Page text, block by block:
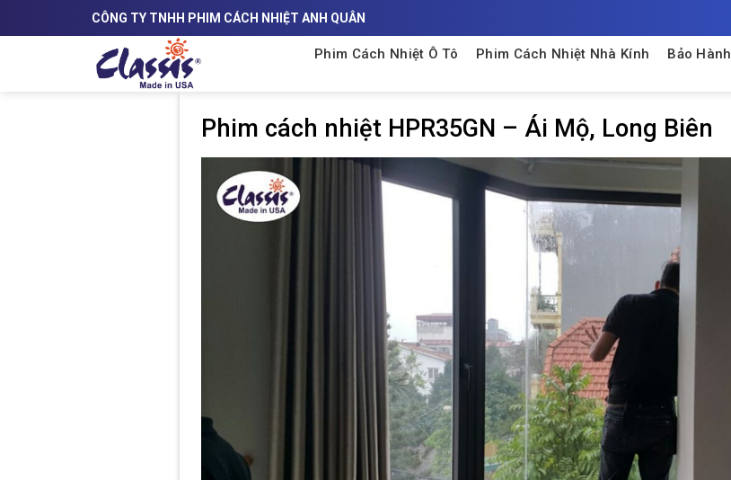
content
CÔNG TY TNHH PHIM CÁCH NHIỆT ANH QUÂN
Phim Cách Nhiệt Ô Tô Phim Cách Nhiệt Nhà Kính Bảo Hành
Phim cách nhiệt HPR35GN – Ái Mộ, Long Biên